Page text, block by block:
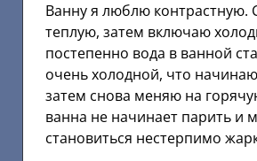
Ванну я люблю контрастную.
теплую, затем включаю
постепенно вода в ванной
очень холодной, что
затем снова меняю на
ванна не начинает парить и
становиться нестерпимо